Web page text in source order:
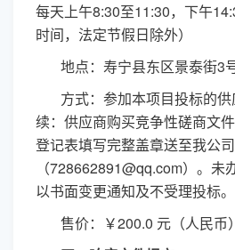
每天上午8:30至11:30，下午14:
时间，法定节假日除外）
地点：寿宁县东区景泰街3
方式：参加本项目投标的
续：供应商购买竞争性磋商文
登记表填写完整盖章送至我公
（728662891@qq.com）。未
以书面变更通知及不受理投标。
售价：￥200.0 元（人民币）